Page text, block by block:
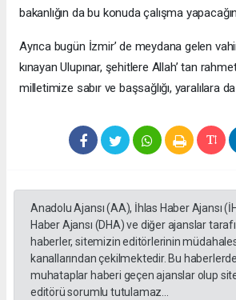
bakanlığın da bu konuda çalışma
Ayrıca bugün İzmir’ de meydana gelen
kınayan Ulupınar, şehitlere Allah’ tan
milletimize sabır ve başsağlığı, yaralılara
Anadolu Ajansı (AA), İhlas Haber Ajansı
Haber Ajansı (DHA) ve diğer ajanslar
haberler, sitemizin editörlerinin
kanallarından çekilmektedir. Bu
muhataplar haberi geçen ajanslar olup
editörü sorumlu tutulamaz...